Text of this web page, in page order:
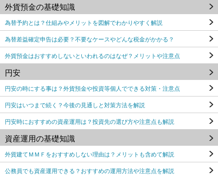
外貨預金の基礎知識
為替予約とは？仕組みやメリットを図解でわかりやすく解説
為替差益確定申告は必要？不要なケースやどんな税金がかかる？
外貨預金はおすすめしないといわれるのはなぜ？メリットや注意点
円安
円安の時にする事は？外貨預金や投資等個人でできる対策・注意点
円安はいつまで続く？今後の見通しと対策方法を解説
円安時におすすめの資産運用は？投資先の選び方や注意点も解説
資産運用の基礎知識
外貨建てＭＭＦをおすすめしない理由は？メリットも含めて解説
公務員でも資産運用できる？おすすめの運用方法や注意点を解説